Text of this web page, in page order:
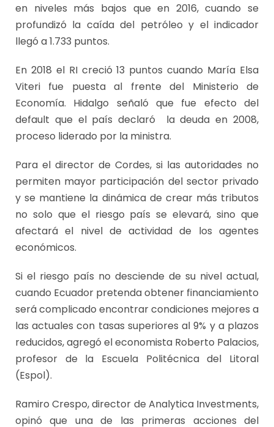
en niveles más bajos que en 2016, cuando se
profundizó la caída del petróleo y el indicador
llegó a 1.733 puntos.
En 2018 el RI creció 13 puntos cuando María Elsa
Viteri fue puesta al frente del Ministerio de
Economía. Hidalgo señaló que fue efecto del
default que el país declaró la deuda en 2008,
proceso liderado por la ministra.
Para el director de Cordes, si las autoridades no
permiten mayor participación del sector privado
y se mantiene la dinámica de crear más tributos
no solo que el riesgo país se elevará, sino que
afectará el nivel de actividad de los agentes
económicos.
Si el riesgo país no desciende de su nivel actual,
cuando Ecuador pretenda obtener financiamiento
será complicado encontrar condiciones mejores a
las actuales con tasas superiores al 9% y a plazos
reducidos, agregó el economista Roberto Palacios,
profesor de la Escuela Politécnica del Litoral
(Espol).
Ramiro Crespo, director de Analytica Investments,
opinó que una de las primeras acciones del